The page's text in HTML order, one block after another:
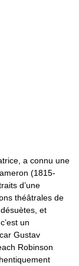
a connu une
(1815-
d’une
théâtrales de
et
un
Gustav
Robinson